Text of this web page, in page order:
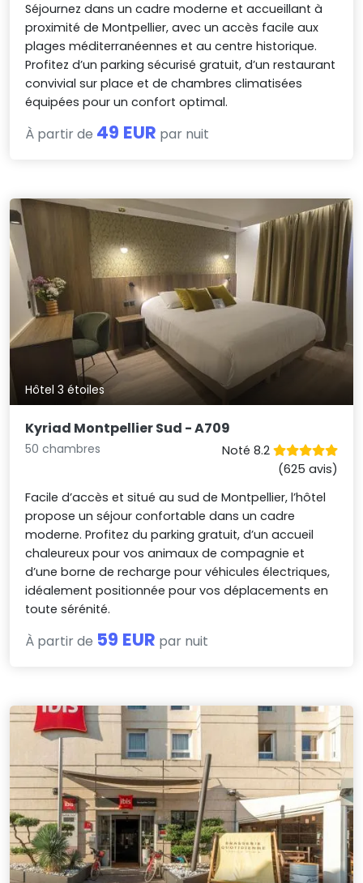
Séjournez dans un cadre moderne et accueillant à
proximité de Montpellier, avec un accès facile aux
plages méditerranéennes et au centre historique.
Profitez d’un parking sécurisé gratuit, d’un restaurant
convivial sur place et de chambres climatisées
équipées pour un confort optimal.
À partir de 49 EUR par nuit
Hôtel 3 étoiles
Kyriad Montpellier Sud - A709
50 chambres
Noté 8.2
(625 avis)
Facile d’accès et situé au sud de Montpellier, l’hôtel
propose un séjour confortable dans un cadre
moderne. Profitez du parking gratuit, d’un accueil
chaleureux pour vos animaux de compagnie et
d’une borne de recharge pour véhicules électriques,
idéalement positionnée pour vos déplacements en
toute sérénité.
À partir de 59 EUR par nuit